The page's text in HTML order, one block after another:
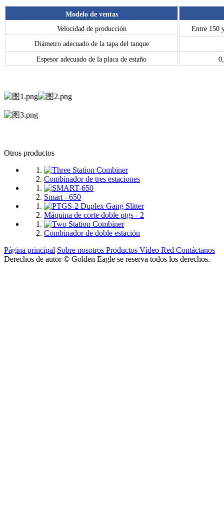
Modelo de ventas
Velocidad de producción
Entre 150
Diámetro adecuado de la tapa del tanque
Espesor adecuado de la placa de estaño
Otros productos
Combinador de tres estaciones
Smart - 650
Máquina de corte doble ptgs - 2
Combinador de doble estación
Página principal Sobre nosotros Productos Vídeo Red Contáctanos
Derechos de autor © Golden Eagle se reserva todos los derechos.